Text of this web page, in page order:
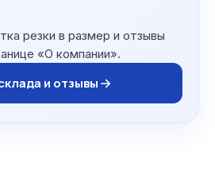
резки в размер и отзывы
«О компании».
и отзывы